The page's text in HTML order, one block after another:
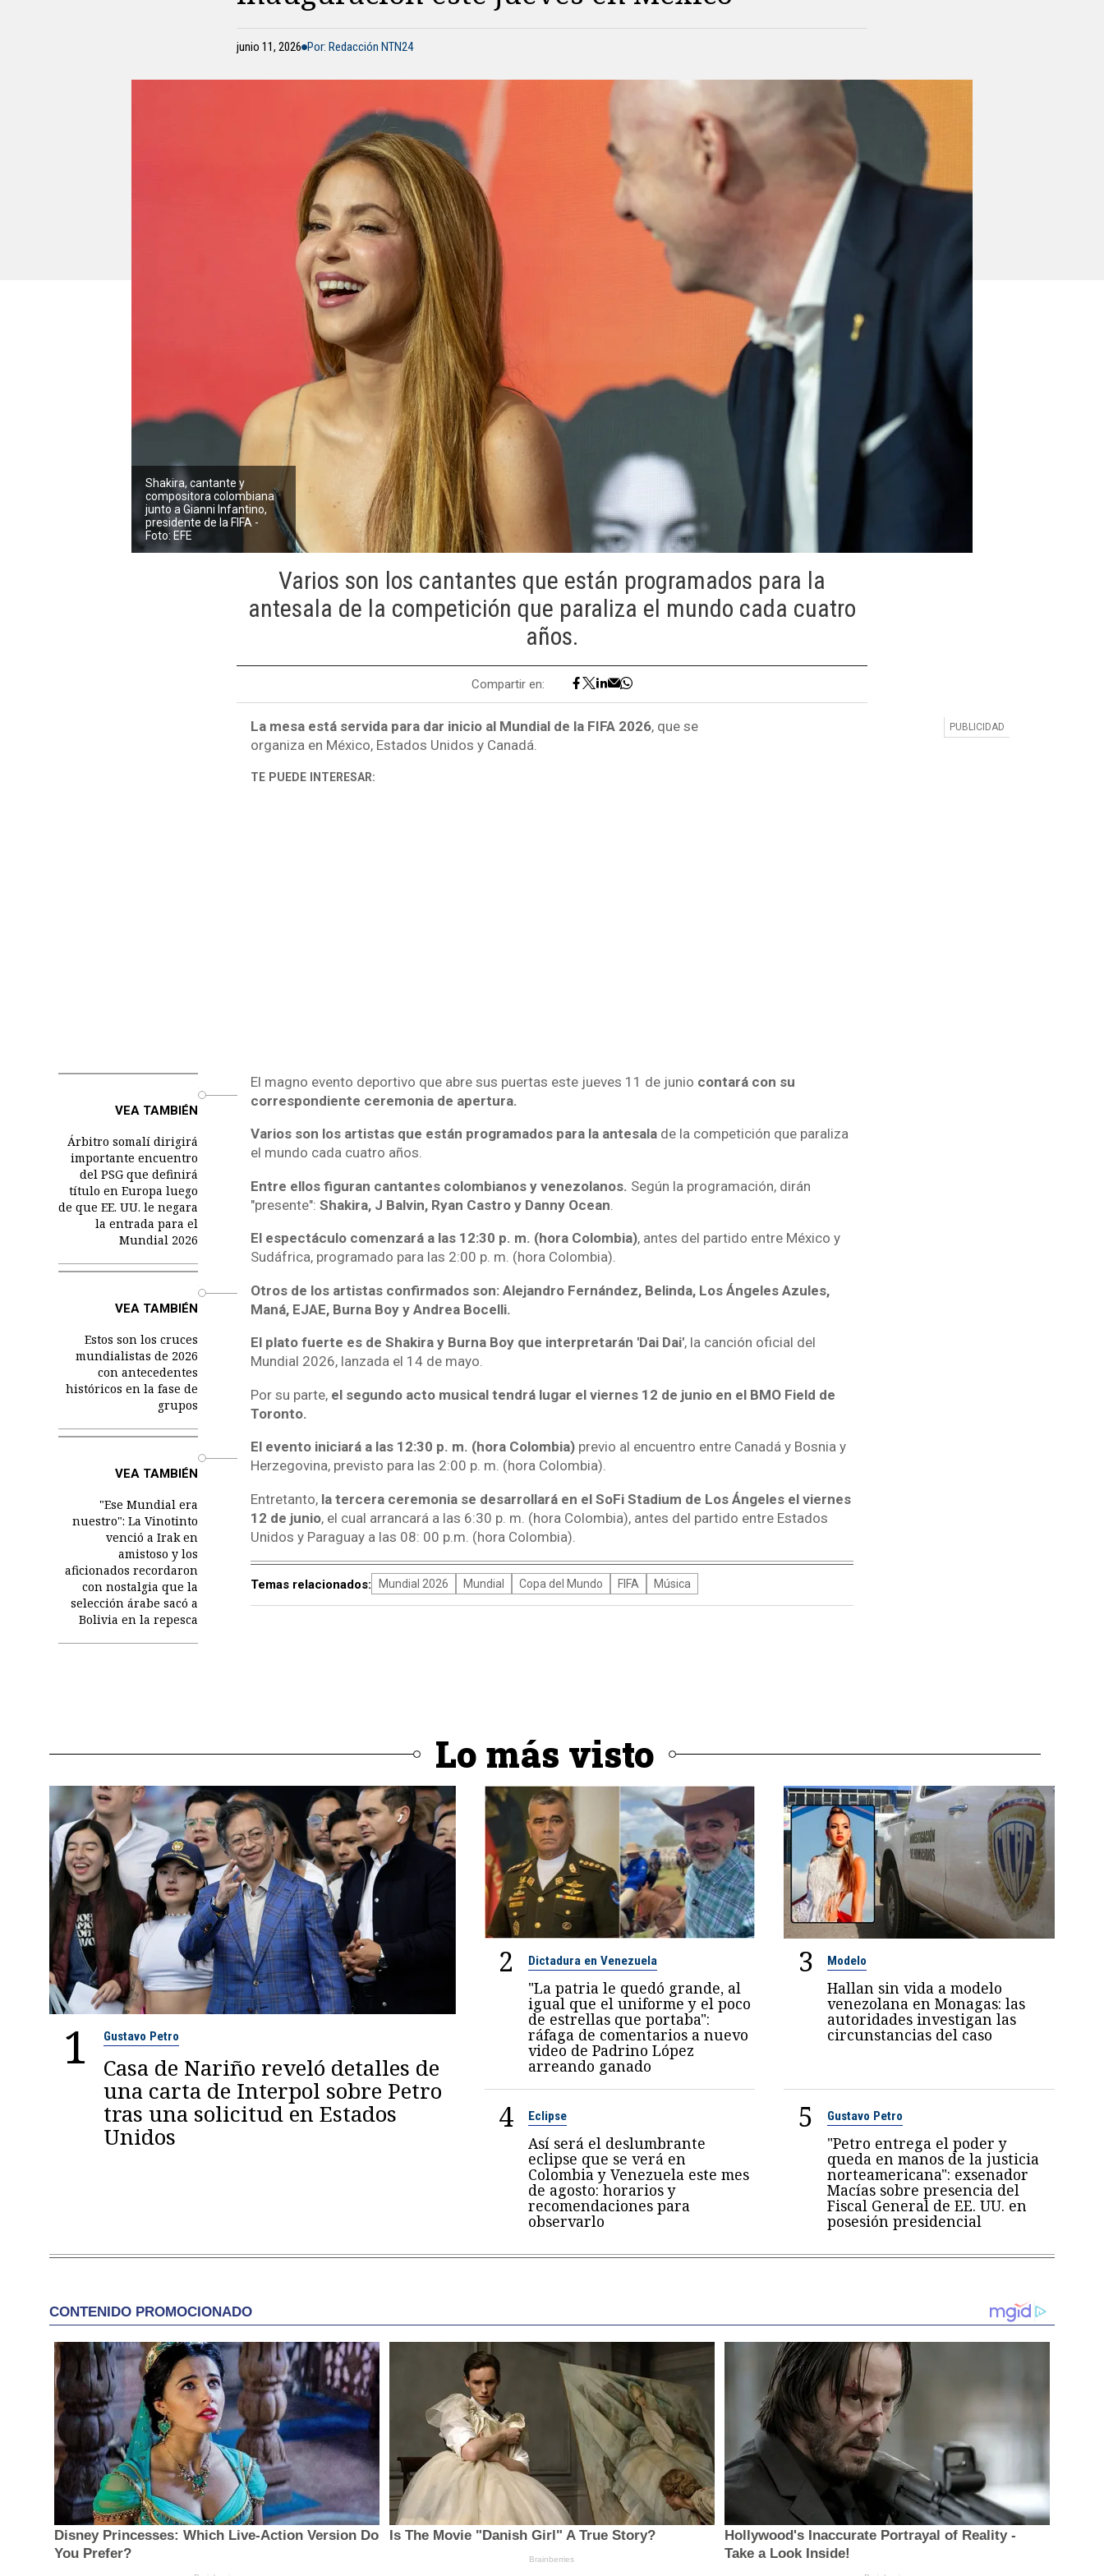
junio 11, 2026 Por: Redacción NTN24
Shakira, cantante y
compositora colombiana
junto a Gianni Infantino,
presidente de la FIFA -
Foto: EFE
Varios son los cantantes que están programados para la
antesala de la competición que paraliza el mundo cada cuatro
años.
Compartir en:
La mesa está servida para dar inicio al Mundial de la FIFA 2026, que se
organiza en México, Estados Unidos y Canadá.
TE PUEDE INTERESAR:
VEA TAMBIÉN
Árbitro somalí dirigirá
importante encuentro
del PSG que definirá
título en Europa luego
de que EE. UU. le negara
la entrada para el
Mundial 2026
El magno evento deportivo que abre sus puertas este jueves 11 de junio contará con su
correspondiente ceremonia de apertura.
Varios son los artistas que están programados para la antesalade la competición que paraliza
el mundo cada cuatro años.
Entre ellos figuran cantantes colombianos y venezolanos. Según la programación, dirán
"presente": Shakira, J Balvin, Ryan Castro y Danny Ocean
VEA TAMBIÉN
Estos son los cruces
mundialistas de 2026
con antecedentes
históricos en la fase de
grupos
El espectáculo comenzará a las 12:30 p. m. (hora Colombia), antes del partido entre México y
Sudáfrica, programado para las 2:00 p. m. (hora Colombia).
Otros de los artistas confirmados son: Alejandro Fernández, Belinda, Los Ángeles Azules,
Maná, EJAE, Burna Boy y Andrea Bocelli.
VEA TAMBIÉN
"Ese Mundial era
nuestro": La Vinotinto
venció a Irak en
amistoso y los
aficionados recordaron
con nostalgia que la
selección árabe sacó a
Bolivia en la repesca
El plato fuerte es de Shakira y Burna Boy que interpretarán 'Dai Dai', la canción oficial del
Mundial 2026, lanzada el 14 de mayo.
Por su parte, el segundo acto musical tendrá lugar el viernes 12 de junio en el BMO Field de
Toronto.
El evento iniciará a las 12:30 p. m. (hora Colombia)previo al encuentro entre Canadá y Bosnia y
Herzegovina, previsto para las 2:00 p. m. (hora Colombia).
Entretanto, la tercera ceremonia se desarrollará en el SoFi Stadium de Los Ángeles el viernes
12 de junio, el cual arrancará a las 6:30 p. m. (hora Colombia), antes del partido entre Estados
Unidos y Paraguay a las 08: 00 p.m. (hora Colombia).
Temas relacionados: Mundial 2026 Mundial Copa del Mundo FIFA Música
Lo más visto
1 Gustavo Petro
Casa de Nariño reveló detalles de
una carta de Interpol sobre Petro
tras una solicitud en Estados
Unidos
2 Dictadura en Venezuela
"La patria le quedó grande, al
igual que el uniforme y el poco
de estrellas que portaba":
ráfaga de comentarios a nuevo
video de Padrino López
arreando ganado
3 Modelo
Hallan sin vida a modelo
venezolana en Monagas: las
autoridades investigan las
circunstancias del caso
4 Eclipse
Así será el deslumbrante
eclipse que se verá en
Colombia y Venezuela este mes
de agosto: horarios y
recomendaciones para
observarlo
5 Gustavo Petro
"Petro entrega el poder y
queda en manos de la justicia
norteamericana": exsenador
Macías sobre presencia del
Fiscal General de EE. UU. en
posesión presidencial